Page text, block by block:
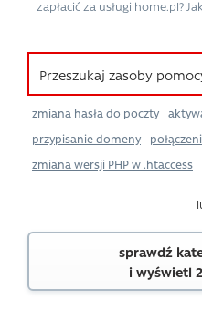
zapłacić za usługi home.pl?
zmiana hasła do poczty
przypisanie domeny
zmiana wersji PHP w .htaccess
sprawdź
i wyświetl